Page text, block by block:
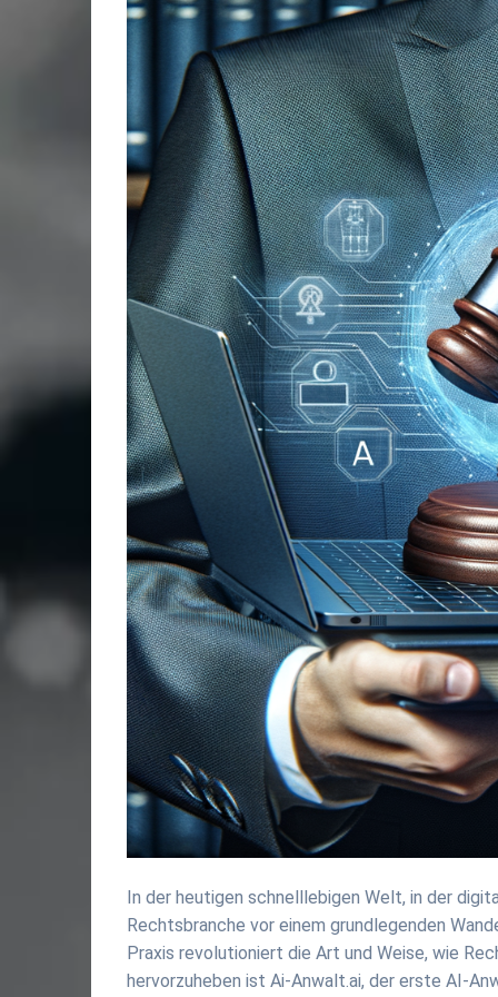
In der heutigen schnelllebigen Welt, in der
Rechtsbranche vor einem grundlegenden
Praxis revolutioniert die Art und Weise, wie
hervorzuheben ist Ai-Anwalt.ai, der erste AI-